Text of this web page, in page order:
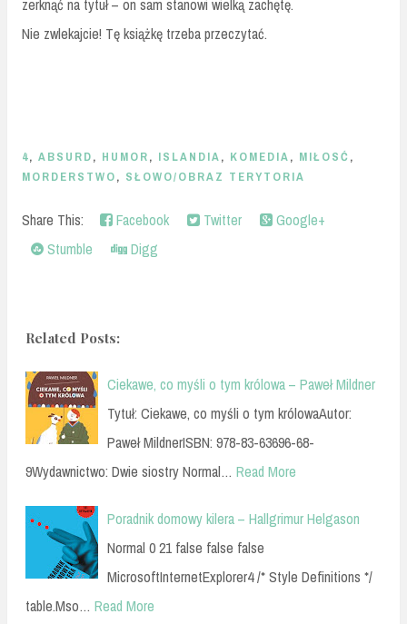
zerknąć na tytuł – on sam stanowi wielką zachętę.
Nie zwlekajcie! Tę książkę trzeba przeczytać.
4, ABSURD, HUMOR, ISLANDIA, KOMEDIA, MIŁOSĆ ,
MORDERSTWO, SŁOWO/OBRAZ TERYTORIA
Share This: Facebook Twitter
Google+
Stumble
Digg
Related Posts:
Ciekawe, co myśli o tym królowa – Paweł Mildner
Tytuł: Ciekawe, co myśli o tym królowaAutor:
Paweł MildnerISBN: 978-83-63696-68-
9Wydawnictwo: Dwie siostry Normal… Read More
Poradnik domowy kilera – Hallgrimur Helgason
Normal 0 21 false false false
MicrosoftInternetExplorer4 /* Style Definitions */
table.Mso… Read More